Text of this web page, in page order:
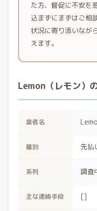
た方、督促に不安を
込まずにまずはご相
状況に寄り添いなが
えます。
Lemon（レモン）
業者名
種別 先払
系列 調査
主な連絡手段 []